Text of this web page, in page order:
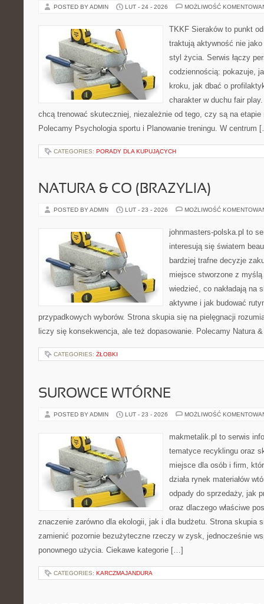
POSTED BY ADMIN LUT - 24 - 2026 MOŻLIWOŚĆ
TKKF Sieraków to punkt
traktują aktywność nie
styl życia. Serwis łączy
codziennością: pokazuje,
kroku, jak dbać o
charakter w duchu fair
chcą trenować skuteczniej, niezależnie od tego, czy są na etapie
Polecamy Psychologia sportu i Planowanie treningu. W centrum
CATEGORIES: PORADY DLA KUPUJĄCYCH
NATURA & CO (BRAZYLIA)
POSTED BY ADMIN LUT - 23 - 2026 MOŻLIWOŚĆ
johnmasters-polska.pl to
interesują się światem
bardziej trafne decyzje
miejsce stworzone z
wiedzieć, co nakładają na
aktywne i jak budować
przypadkowych wyborów. Strona skupia się na pielęgnacji
liczy się konsekwencja, ale też dopasowanie. Polecamy Natura
CATEGORIES: ŻŁOBKI
SUROWCE WTÓRNE
POSTED BY ADMIN LUT - 23 - 2026 MOŻLIWOŚĆ
makmetalik.pl to serwis
tematyce recyklingu oraz
miejsce dla osób i firm,
działa rynek materiałów
odpady do sprzedaży, jak
oraz dlaczego właściwe
znaczenie zarówno dla ekologii, jak i dla budżetu. Strona skupia
zamienić pozornie bezużyteczne rzeczy w zysk, jednocześnie
ponownego użycia. Ciekawe kategorie […]
CATEGORIES: KARCZMAJANDURA